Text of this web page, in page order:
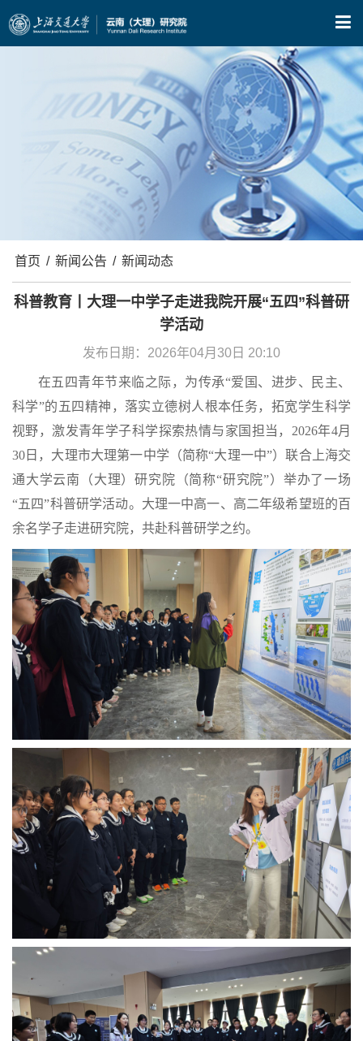
X
首页 / 新闻公告 / 新闻动态
科普教育丨大理一中学子走进我院开展“五四”科普研
学活动
发布日期：2026年04月30日 20:10
在五四青年节来临之际，为传承“爱国、进步、民主、
科学”的五四精神，落实立德树人根本任务，拓宽学生科学
视野，激发青年学子科学探索热情与家国担当，2026年4月
30日，大理市大理第一中学（简称“大理一中”）联合上海交
通大学云南（大理）研究院（简称“研究院”）举办了一场
“五四”科普研学活动。大理一中高一、高二年级希望班的百
余名学子走进研究院，共赴科普研学之约。